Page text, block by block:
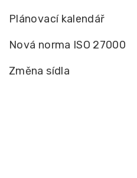
Plánovací kalendář
Nová norma ISO 27000
Změna sídla